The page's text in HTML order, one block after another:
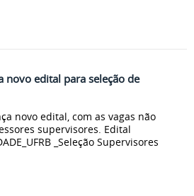
novo edital para seleção de
novo edital, com as vagas não
supervisores. Edital
_Seleção Supervisores